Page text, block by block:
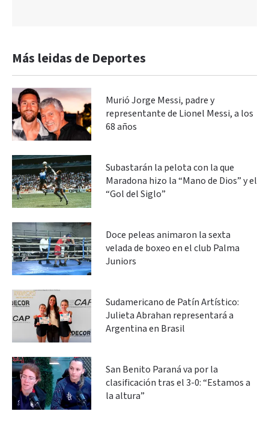
Más leidas de Deportes
Murió Jorge Messi, padre y
representante de Lionel Messi, a los
68 años
Subastarán la pelota con la que
Maradona hizo la “Mano de Dios” y el
“Gol del Siglo”
Doce peleas animaron la sexta
velada de boxeo en el club Palma
Juniors
Sudamericano de Patín Artístico:
Julieta Abrahan representará a
Argentina en Brasil
San Benito Paraná va por la
clasificación tras el 3-0: “Estamos a
la altura”